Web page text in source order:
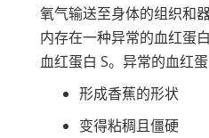
氧气输送至身体的组织和
内存在一种异常的血红蛋
血红蛋白 S。异常的血红蛋
形成香蕉的形状
变得粘稠且僵硬